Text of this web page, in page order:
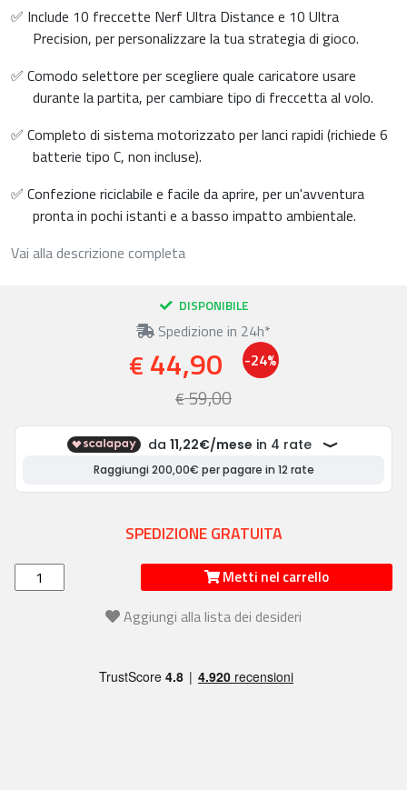
✅ Include 10 freccette Nerf Ultra Distance e 10 Ultra
Precision, per personalizzare la tua strategia di gioco.
✅ Comodo selettore per scegliere quale caricatore usare
durante la partita, per cambiare tipo di freccetta al volo.
✅ Completo di sistema motorizzato per lanci rapidi (richiede 6
batterie tipo C, non incluse).
✅ Confezione riciclabile e facile da aprire, per un'avventura
pronta in pochi istanti e a basso impatto ambientale.
Vai alla descrizione completa
DISPONIBILE
Spedizione in 24h*
€ 44,90 -24%
€59,00
SPEDIZIONE GRATUITA
Metti nel carrello
Aggiungi alla lista dei desideri